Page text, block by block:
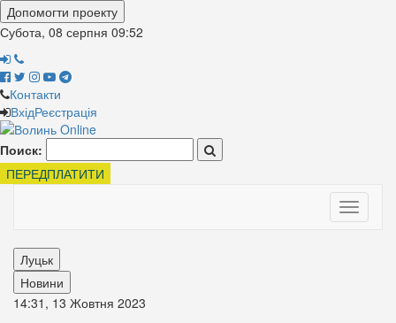
Допомогти проекту
Субота, 08 серпня 09:52
Контакти
ВхідРеєстрація
Поиск:
ПЕРЕДПЛАТИТИ
Toggle
Луцьк
Новини
14:31, 13 Жовтня 2023